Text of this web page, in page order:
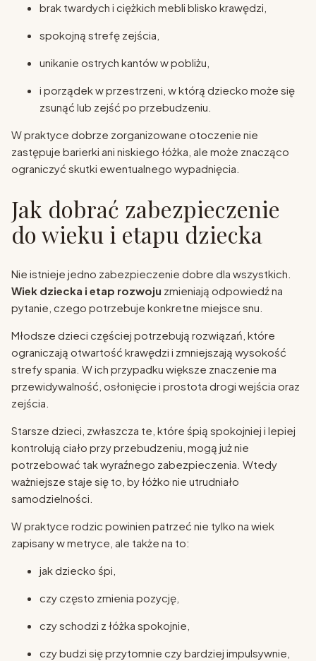
brak twardych i ciężkich mebli blisko krawędzi,
spokojną strefę zejścia,
unikanie ostrych kantów w pobliżu,
i porządek w przestrzeni, w którą dziecko może się
zsunąć lub zejść po przebudzeniu.
W praktyce dobrze zorganizowane otoczenie nie
zastępuje barierki ani niskiego łóżka, ale może znacząco
ograniczyć skutki ewentualnego wypadnięcia.
Jak dobrać zabezpieczenie
do wieku i etapu dziecka
Nie istnieje jedno zabezpieczenie dobre dla wszystkich.
Wiek dziecka i etap rozwoju zmieniają odpowiedź na
pytanie, czego potrzebuje konkretne miejsce snu.
Młodsze dzieci częściej potrzebują rozwiązań, które
ograniczają otwartość krawędzi i zmniejszają wysokość
strefy spania. W ich przypadku większe znaczenie ma
przewidywalność, osłonięcie i prostota drogi wejścia oraz
zejścia.
Starsze dzieci, zwłaszcza te, które śpią spokojniej i lepiej
kontrolują ciało przy przebudzeniu, mogą już nie
potrzebować tak wyraźnego zabezpieczenia. Wtedy
ważniejsze staje się to, by łóżko nie utrudniało
samodzielności.
W praktyce rodzic powinien patrzeć nie tylko na wiek
zapisany w metryce, ale także na to:
jak dziecko śpi,
czy często zmienia pozycję,
czy schodzi z łóżka spokojnie,
czy budzi się przytomnie czy bardziej impulsywnie,